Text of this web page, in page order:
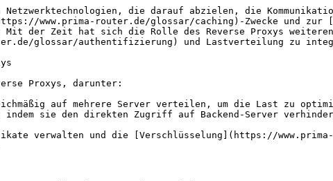
die darauf abzielen, die
www.prima-router.de/glossar/caching)-Zwecke und zur
der Zeit hat sich die Rolle des Reverse Proxys
glossar/authentifizierung) und Lastverteilung zu
Proxys, darunter:
auf mehrere Server verteilen, um die Last zu
sie den direkten Zugriff auf Backend-Server
verwalten und die [Verschlüsselung](https://